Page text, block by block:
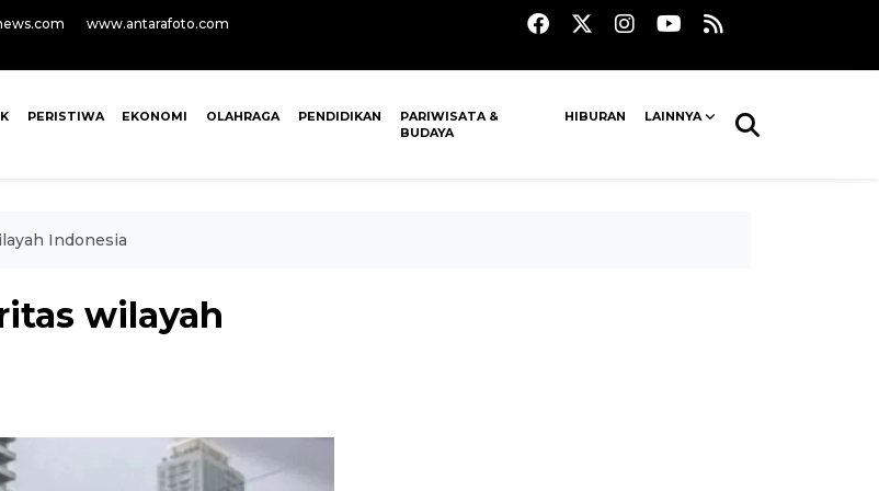
www.antarafoto.com
PERISTIWA EKONOMI OLAHRAGA PENDIDIKAN
PARIWISATA &
BUDAYA
HIBURAN LAINNYA
Indonesia
wilayah